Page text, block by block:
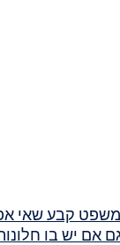
קבע שאי
אם יש בו